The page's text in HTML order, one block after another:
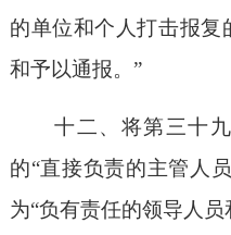
的单位和个人打击报复
和予以通报。”
十二、将第三十九
的“直接负责的主管人
为“负有责任的领导人员